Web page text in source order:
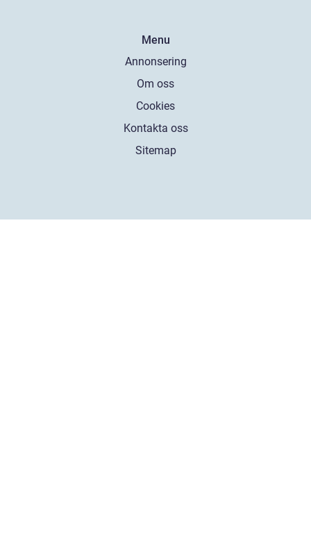
Menu
Annonsering
Om oss
Cookies
Kontakta oss
Sitemap